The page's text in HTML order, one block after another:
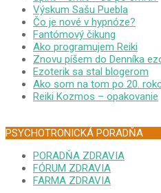
Výskum Sašu Puebla
Čo je nové v hypnóze?
Fantómový čikung
Ako programujem Reiki
Znovu píšem do Denníka
Ezoterik sa stal blogerom
Ako som na tom po 20.
Reiki Kozmos – opakovanie
PSYCHOTRONICKÁ PORADŇA
PORADŇA ZDRAVIA
FÓRUM ZDRAVIA
FARMA ZDRAVIA